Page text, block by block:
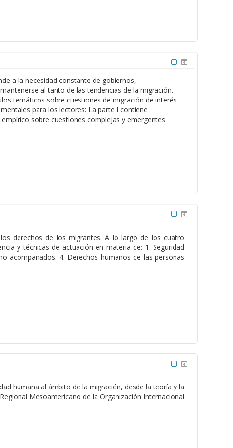
a la necesidad constante de gobiernos,
al tanto de las tendencias de la migración.
temáticos sobre cuestiones de migración de interés
para los lectores: La parte I contiene
sobre cuestiones complejas y emergentes
derechos de los migrantes. A lo largo de los cuatro
y técnicas de actuación en materia de: 1. Seguridad
acompañados. 4. Derechos humanos de las personas
humana al ámbito de la migración, desde la teoría y la
Mesoamericano de la Organización Internacional